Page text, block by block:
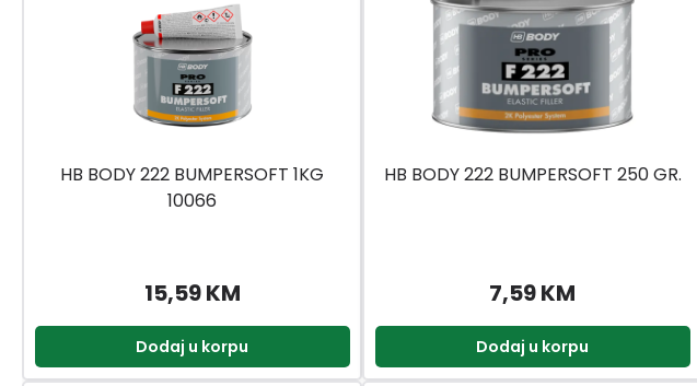
HB BODY 222 BUMPERSOFT 1KG
10066
15,59 KM
Dodaj u korpu
HB BODY 222 BUMPERSOFT 250 GR.
7,59 KM
Dodaj u korpu